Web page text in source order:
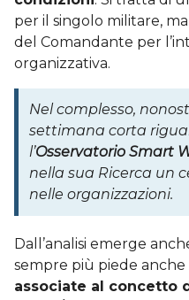
per il singolo militare,
del Comandante per
organizzativa.
Nel complesso,
settimana corta
l’Osservatorio Smart
nella sua Ricerca un
nelle organizzazioni.
Dall’analisi emerge
sempre più piede anche
associate al concetto